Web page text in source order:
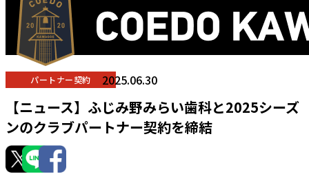
パートナー契約 2025.06.30
【ニュース】ふじみ野みらい歯科と2025シーズ
ンのクラブパートナー契約を締結